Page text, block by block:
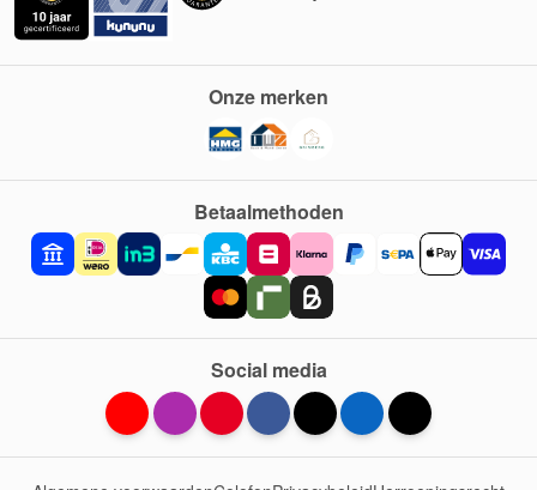
Betaalmethoden
Onze merken
Social media